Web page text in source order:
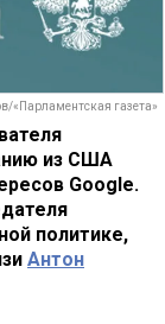
«Парламентская газета»
из США
Google.
политике,
Антон